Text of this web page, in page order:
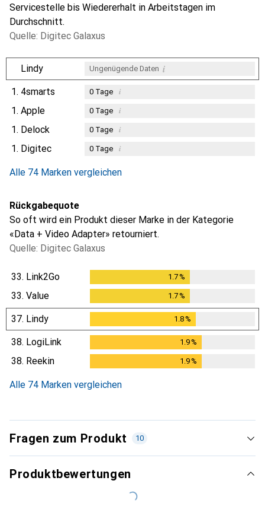
Servicestelle bis Wiedererhalt in Arbeitstagen im
Durchschnitt.
Quelle: Digitec Galaxus
Lindy Ungenügende Daten i
1. 4smarts 0Tage i
1. Apple 0Tage i
1. Delock 0Tage i
1. Digitec 0Tage i
Alle 74 Marken vergleichen
Rückgabequote
So oft wird ein Produkt dieser Marke in der Kategorie
«Data + Video Adapter» retourniert.
Quelle: Digitec Galaxus
33. Link2Go 1.7%
33. Value 1.7%
37. Lindy 1.8%
38. LogiLink 1.9%
38. Reekin 1.9%
Alle 74 Marken vergleichen
Fragen zum Produkt 10
Produktbewertungen